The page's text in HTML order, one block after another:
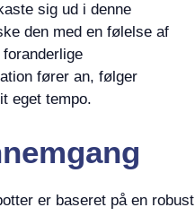
sig ud i denne
den med en følelse af
fører an, følger
eget tempo.
er baseret på en robust